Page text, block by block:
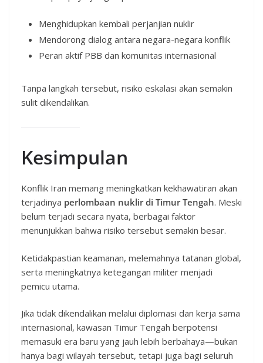
Menghidupkan kembali perjanjian nuklir
Mendorong dialog antara negara-negara konflik
Peran aktif PBB dan komunitas internasional
Tanpa langkah tersebut, risiko eskalasi akan semakin
sulit dikendalikan.
Kesimpulan
Konflik Iran memang meningkatkan kekhawatiran akan
terjadinya perlombaan nuklir di Timur Tengah. Meski
belum terjadi secara nyata, berbagai faktor
menunjukkan bahwa risiko tersebut semakin besar.
Ketidakpastian keamanan, melemahnya tatanan global,
serta meningkatnya ketegangan militer menjadi
pemicu utama.
Jika tidak dikendalikan melalui diplomasi dan kerja sama
internasional, kawasan Timur Tengah berpotensi
memasuki era baru yang jauh lebih berbahaya—bukan
hanya bagi wilayah tersebut, tetapi juga bagi seluruh